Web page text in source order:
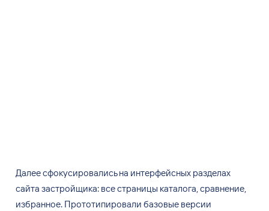
Далее сфокусировались на интерфейсных разделах
сайта застройщика: все страницы каталога, сравнение,
избранное. Прототипировали базовые версии